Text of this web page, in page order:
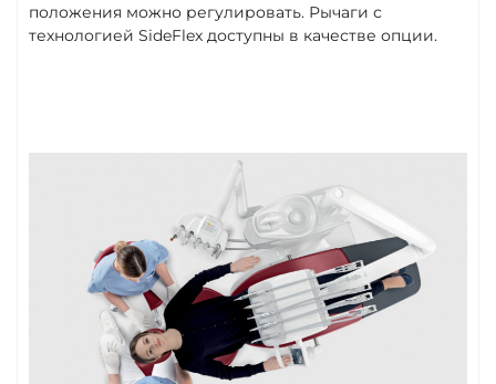
положения можно регулировать. Рычаги с
технологией SideFlex доступны в качестве опции.